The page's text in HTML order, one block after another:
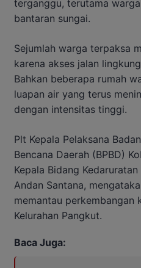
terganggu, terutama
bantaran sungai.
Sejumlah warga terpaksa
karena akses jalan
Bahkan beberapa rumah
luapan air yang terus
dengan intensitas tinggi.
Plt Kepala Pelaksana
Bencana Daerah (BPBD)
Kepala Bidang
Andan Santana,
memantau perkembangan
Kelurahan Pangkut.
Baca Juga: